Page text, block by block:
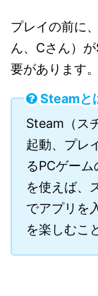
プレイの前に
ん、Cさん）
要があります。
Steamと
Steam（ス
起動、プレ
るPCゲー
を使えば、
でアプリを
を楽しむこ